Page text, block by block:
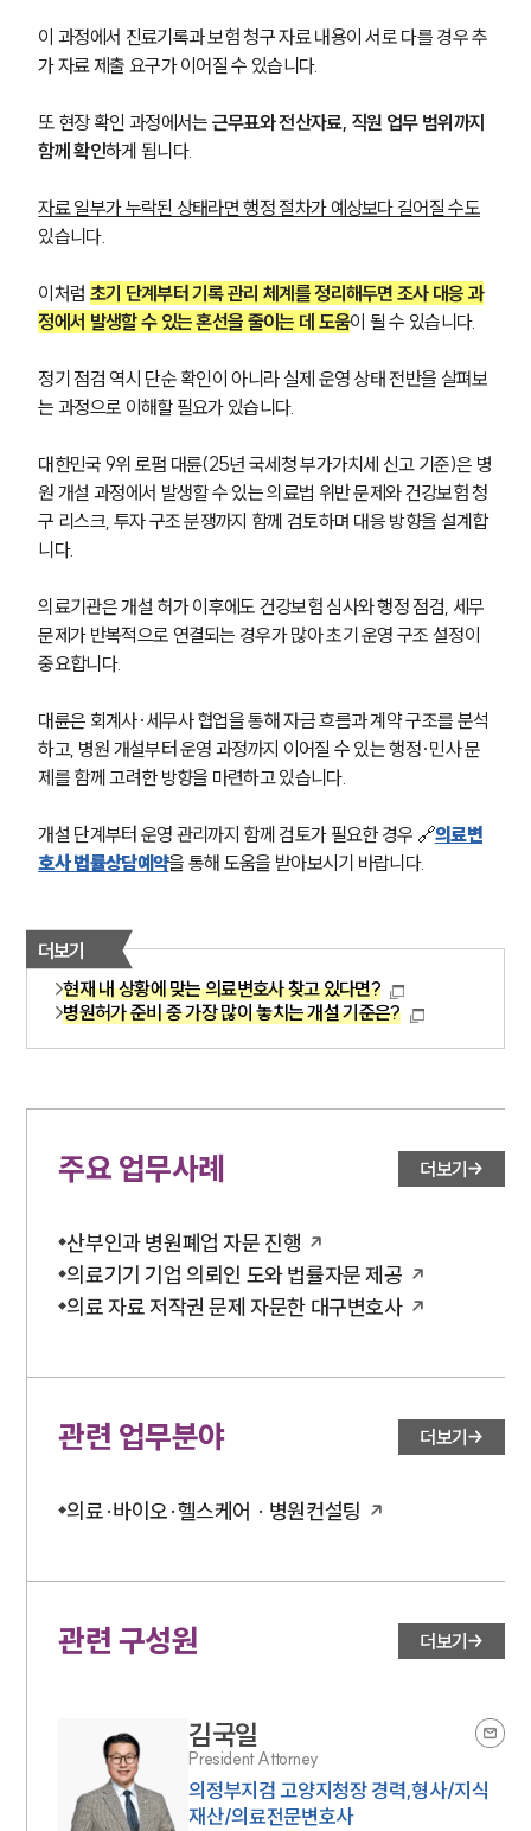
이 과정에서 진료기록과 보험 청구 자료 내용이 서로 다를 경우 추
가 자료 제출 요구가 이어질 수 있습니다.
또 현장 확인 과정에서는 근무표와 전산자료, 직원 업무 범위까지
함께 확인하게 됩니다.
자료 일부가 누락된 상태라면 행정 절차가 예상보다 길어질 수도
있습니다.
이처럼 초기 단계부터 기록 관리 체계를 정리해두면 조사 대응 과
정에서 발생할 수 있는 혼선을 줄이는 데 도움이 될 수 있습니다.
정기 점검 역시 단순 확인이 아니라 실제 운영 상태 전반을 살펴보
는 과정으로 이해할 필요가 있습니다.
대한민국 9위 로펌 대륜(25년 국세청 부가가치세 신고 기준)은 병
원 개설 과정에서 발생할 수 있는 의료법 위반 문제와 건강보험 청
구 리스크, 투자 구조 분쟁까지 함께 검토하며 대응 방향을 설계합
니다.
의료기관은 개설 허가 이후에도 건강보험 심사와 행정 점검, 세무
문제가 반복적으로 연결되는 경우가 많아 초기 운영 구조 설정이
중요합니다.
대륜은 회계사·세무사 협업을 통해 자금 흐름과 계약 구조를 분석
하고, 병원 개설부터 운영 과정까지 이어질 수 있는 행정·민사 문
제를 함께 고려한 방향을 마련하고 있습니다.
개설 단계부터 운영 관리까지 함께 검토가 필요한 경우 🔗의료변
호사 법률상담예약을 통해 도움을 받아보시기 바랍니다.
더보기
현재 내 상황에 맞는 의료변호사 찾고 있다면?
병원허가 준비 중 가장 많이 놓치는 개설 기준은?
주요 업무사례 더보기
산부인과 병원폐업 자문 진행
의료기기 기업 의뢰인 도와 법률자문 제공
의료 자료 저작권 문제 자문한 대구변호사
관련 업무분야 더보기
의료·바이오·헬스케어 · 병원컨설팅
관련 구성원 더보기
김국일
President Attorney
의정부지검 고양지청장 경력,형사/지식
재산/의료전문변호사